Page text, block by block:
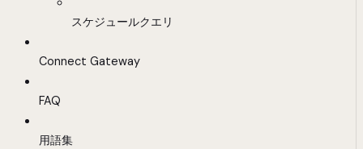
スケジュールクエリ
Connect Gateway
FAQ
用語集